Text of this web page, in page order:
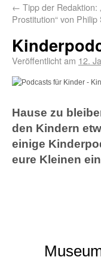
← Tipp der Redaktion:
Prostitution“ von
Veröffentlicht am 12.
Hause zu
den Kindern
einige
eure Kleinen